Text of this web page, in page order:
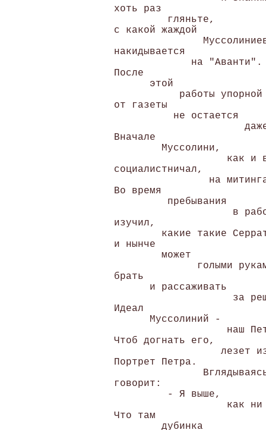
хоть раз
          гляньте,
с какой жаждой
накидывается
на
После
       этой
работы
от газеты
           не остается
Вначале
         Муссолини,
как и
социалистничал,
на
Во время
          пребывания
в
изучил,
какие такие
и нынче
         может
голыми
брать
       и рассаживать
за
Идеал
       Муссолиний -
наш
Чтоб догнать его,
лезет
Портрет Петра.
говорит:
          - Я выше,
как
Что там
         дубинка